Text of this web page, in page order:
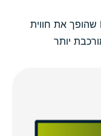
בחרו שירות VPN ל-Fire TV Stick שהופך את חווית
יותר